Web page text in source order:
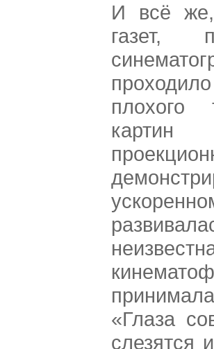
И всё же,
газет,
плохого
картин
«Глаза
слезятся